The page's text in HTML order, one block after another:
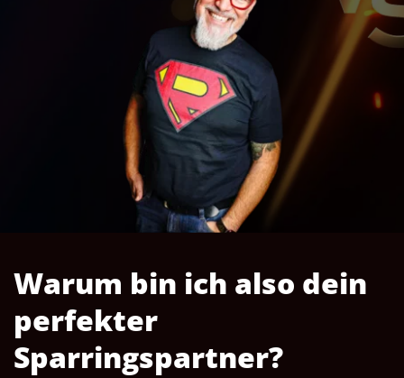
Warum bin ich also dein
perfekter
Sparringspartner?